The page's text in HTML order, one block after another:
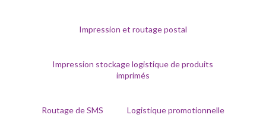
Impression et routage postal
Impression stockage logistique de produits
imprimés
Routage de SMS Logistique promotionnelle